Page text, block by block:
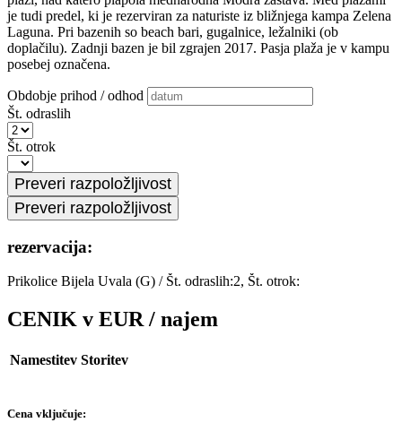
je tudi predel, ki je rezerviran za naturiste iz bližnjega kampa Zelena
Laguna. Pri bazenih so beach bari, gugalnice, ležalniki (ob
doplačilu). Zadnji bazen je bil zgrajen 2017. Pasja plaža je v kampu
posebej označena.
Obdobje prihod / odhod
Št. odraslih
Št. otrok
rezervacija:
Prikolice Bijela Uvala (G) / Št. odraslih:2, Št. otrok:
CENIK v EUR / najem
Namestitev Storitev
Cena vključuje: